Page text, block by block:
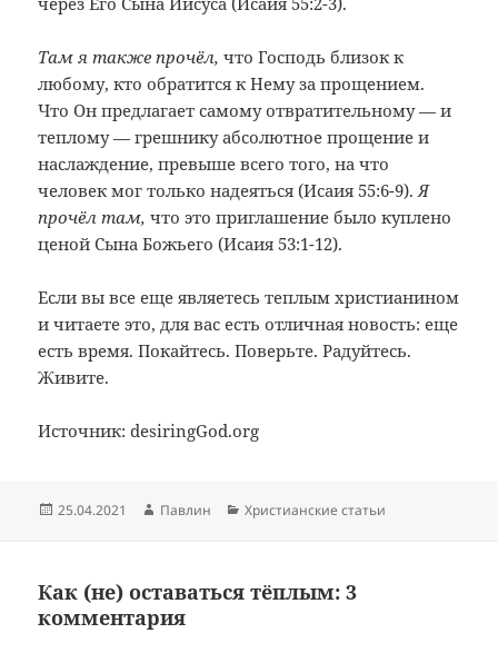
Там я также прочёл, что Господь близок к
любому, кто обратится к Нему за прощением.
Что Он предлагает самому отвратительному — и
теплому — грешнику абсолютное прощение и
наслаждение, превыше всего того, на что
человек мог только надеяться (Исаия 55:6-9). Я
прочёл там, что это приглашение было куплено
ценой Сына Божьего (Исаия 53:1-12).
Если вы все еще являетесь теплым христианином
и читаете это, для вас есть отличная новость: еще
есть время. Покайтесь. Поверьте. Радуйтесь.
Живите.
Источник: desiringGod.org
Опубликовано
25.04.2021 Автор
Павлин Рубрики
Христианские статьи
Как (не) оставаться тёплым: 3
комментария